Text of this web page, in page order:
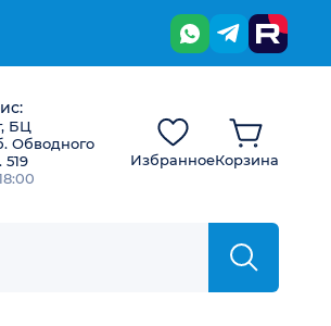
БЦ
Обводного
519
ИзбранноеКорзина